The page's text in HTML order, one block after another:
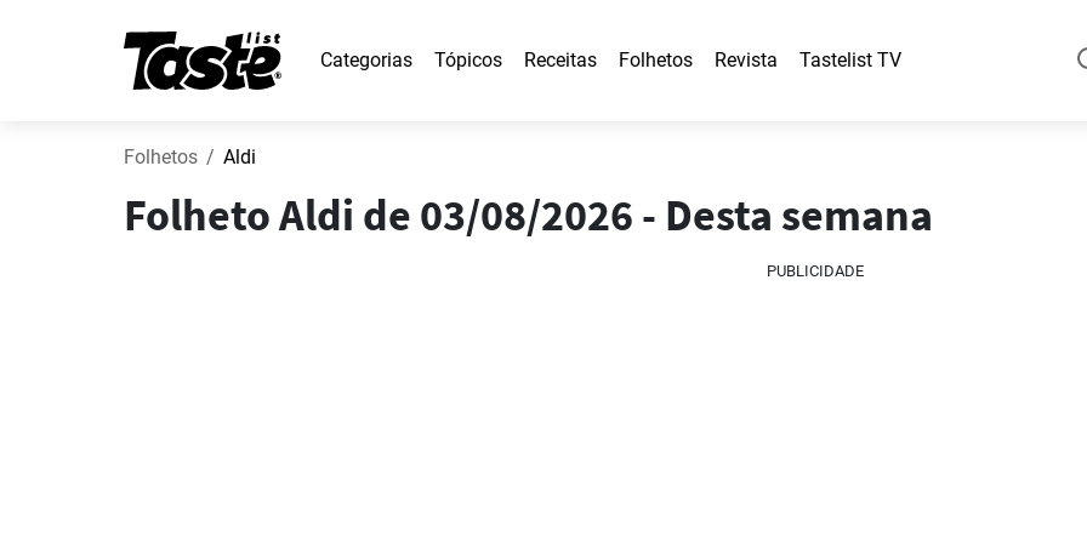
Categorias Tópicos Receitas Folhetos Revista Tastelist TV
Folhetos Aldi
Folheto Aldi de 03/08/2026 - Desta semana
PUBLICIDADE